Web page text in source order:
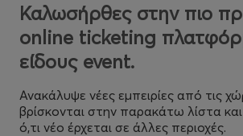
Καλωσήρθες στην πιο
online ticketing
είδους event.
Ανακάλυψε νέες εμπειρίες από τις
βρίσκονται στην παρακάτω λίστα
ό,τι νέο έρχεται σε άλλες περιοχές.